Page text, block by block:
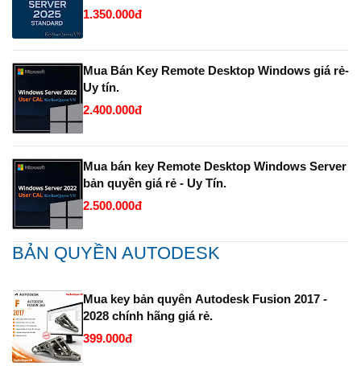
1.350.000đ
Mua Bán Key Remote Desktop Windows giá rẻ-
Uy tín.
2.400.000đ
Mua bán key Remote Desktop Windows Server
bản quyền giá rẻ - Uy Tín.
2.500.000đ
BẢN QUYỀN AUTODESK
Mua key bản quyên Autodesk Fusion 2017 -
2028 chính hãng giá rẻ.
399.000đ